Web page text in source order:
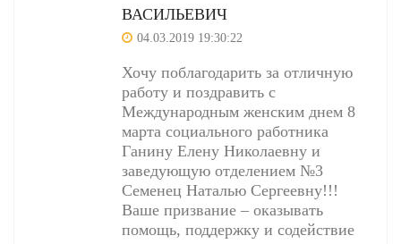
ВАСИЛЬЕВИЧ
04.03.2019 19:30:22
Хочу поблагодарить за отличную
работу и поздравить с
Международным женским днем 8
марта социального работника
Ганину Елену Николаевну и
заведующую отделением №3
Семенец Наталью Сергеевну!!!
Ваше призвание – оказывать
помощь, поддержку и содействие